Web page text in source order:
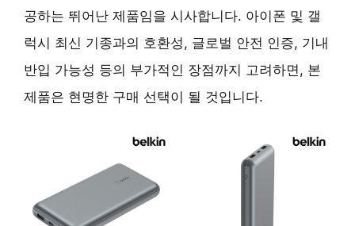
공하는 뛰어난 제품임을 시사합니다. 아이폰 및 갤
럭시 최신 기종과의 호환성, 글로벌 안전 인증, 기내
반입 가능성 등의 부가적인 장점까지 고려하면, 본
제품은 현명한 구매 선택이 될 것입니다.